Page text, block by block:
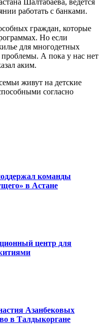
Шалтабаева, ведется
работать с банками.
граждан, которые
Но если
для многодетных
А пока у нас нет
аким.
живут на детские
согласно
команды
в Астане
центр для
Азанбековых
в Талдыкоргане